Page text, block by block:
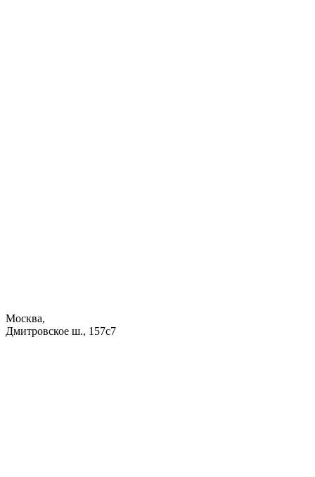
Москва,
Дмитровское ш., 157с7